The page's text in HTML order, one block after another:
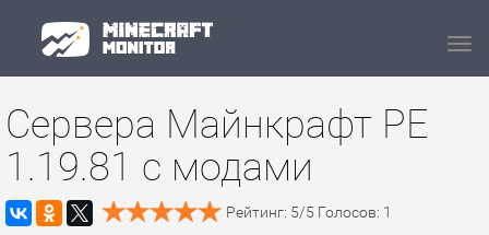
Сервера Майнкрафт PE
1.19.81 с модами
Рейтинг: 5/5 Голосов: 1